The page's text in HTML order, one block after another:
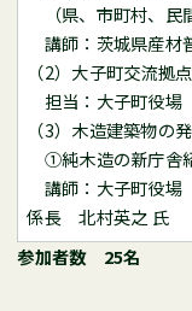
（県、市町村、民
講師：茨城県産
（2）大子町交流拠
担当：大子町役
（3）木造建築物の
①純木造の新庁
講師：大子町役
係長 北村英之 氏
参加者数 25名